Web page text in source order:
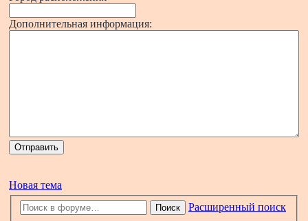
Дополнительная информация:
Новая тема
Поиск Расширенный поиск